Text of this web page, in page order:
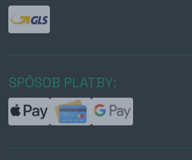
SPÔSOB PLATBY: